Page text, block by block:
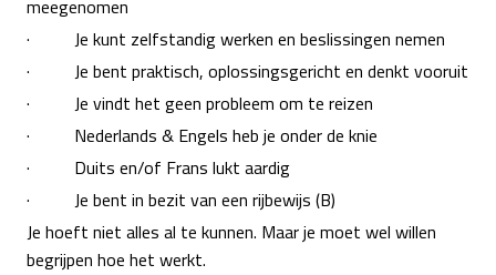
meegenomen
· Je kunt zelfstandig werken en beslissingen nemen
· Je bent praktisch, oplossingsgericht en denkt vooruit
· Je vindt het geen probleem om te reizen
· Nederlands & Engels heb je onder de knie
· Duits en/of Frans lukt aardig
· Je bent in bezit van een rijbewijs (B)
Je hoeft niet alles al te kunnen. Maar je moet wel willen
begrijpen hoe het werkt.